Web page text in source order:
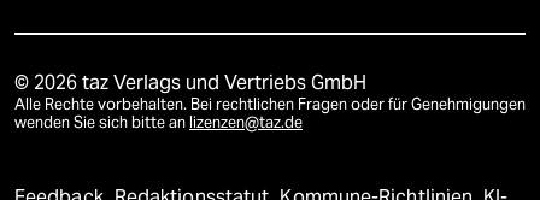
© 2026 taz Verlags und Vertriebs GmbH
Alle Rechte vorbehalten. Bei rechtlichen Fragen oder für Genehmigungen
wenden Sie sich bitte an lizenzen@taz.de